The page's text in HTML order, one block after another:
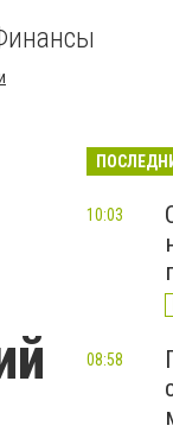
10:03
08:58